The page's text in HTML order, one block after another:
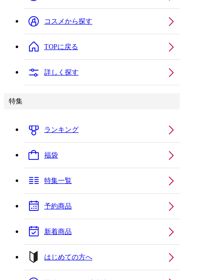
コスメから探す
TOPに戻る
詳しく探す
特集
ランキング
福袋
特集一覧
予約商品
新着商品
はじめての方へ